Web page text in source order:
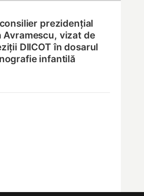
prezidențial
Avramescu, vizat de
DIICOT în dosarul
infantilă